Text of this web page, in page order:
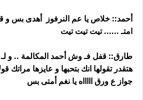
أحمد:: خلاص يا عم النرفوز أهدى بس و
امتـ ...... تيت تيت تيت
طارق:: قفل فـ وش أحمد المكالمة .. و
هتقدر تقولها انك بتحبها و عايزها مراتك
جواز ع ورق اااااه يا نغم أمتى بس